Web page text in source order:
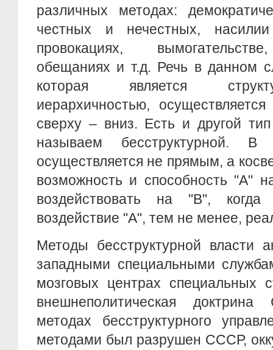
различных методах:
честных и нечестных,
провокациях,
обещаниях и т.д. Речь в данном
которая является
иерархичностью,
сверху – вниз. Есть и другой
называем бесструктурной.
осуществляется не прямым, а
возможность и способность "A"
воздействовать на "B",
воздействие "А", тем не менее,
Методы бесструктурной власти
западными специальными
мозговых центрах специальных
внешнеполитическая
методах бесструктурного
методами был разрушен СССР,